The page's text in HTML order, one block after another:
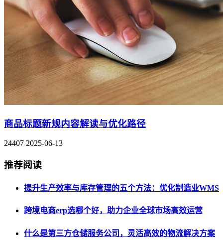
商品标题新规内容解读与优化路径
24407 2025-06-13
推荐阅读
提升生产效率与库存管理的五个方法：优化制造业WMS
跨境电商erp选哪个好，助力企业全球市场高效运营
什么是第三方仓储服务公司，灵活高效的物流解决方案